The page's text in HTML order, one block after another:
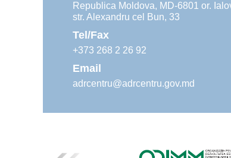
Republica Moldova, MD-6801 or.
str. Alexandru cel Bun, 33
Tel/Fax
+373 268 2 26 92
Email
adrcentru@adrcentru.gov.md